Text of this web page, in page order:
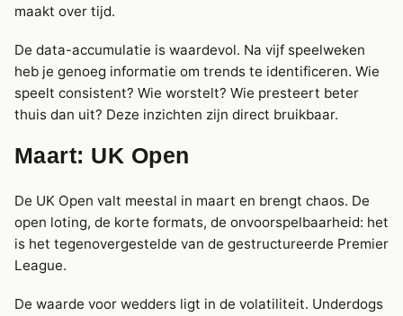
maakt over tijd.
De data-accumulatie is waardevol. Na vijf speelweken
heb je genoeg informatie om trends te identificeren. Wie
speelt consistent? Wie worstelt? Wie presteert beter
thuis dan uit? Deze inzichten zijn direct bruikbaar.
Maart: UK Open
De UK Open valt meestal in maart en brengt chaos. De
open loting, de korte formats, de onvoorspelbaarheid: het
is het tegenovergestelde van de gestructureerde Premier
League.
De waarde voor wedders ligt in de volatiliteit. Underdogs